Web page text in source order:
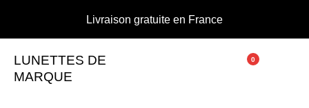
Livraison gratuite en France
LUNETTES DE
MARQUE
0